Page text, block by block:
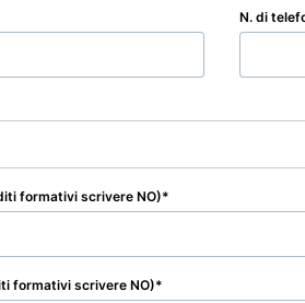
N. di
formativi scrivere NO)
formativi scrivere NO)